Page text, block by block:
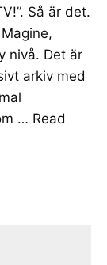
Så är det.
nivå. Det är
arkiv med
… Read